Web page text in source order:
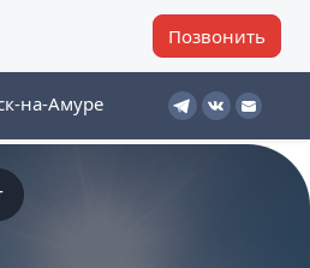
Позвонить
на-Амуре